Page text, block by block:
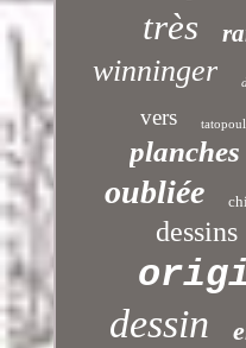
très
winninger
vers
planches
oubliée
dessins
dessin